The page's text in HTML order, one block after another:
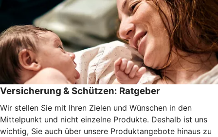
Versicherung & Schützen: Ratgeber
Wir stellen Sie mit Ihren Zielen und Wünschen in den
Mittelpunkt und nicht einzelne Produkte. Deshalb ist uns
wichtig, Sie auch über unsere Produktangebote hinaus zu